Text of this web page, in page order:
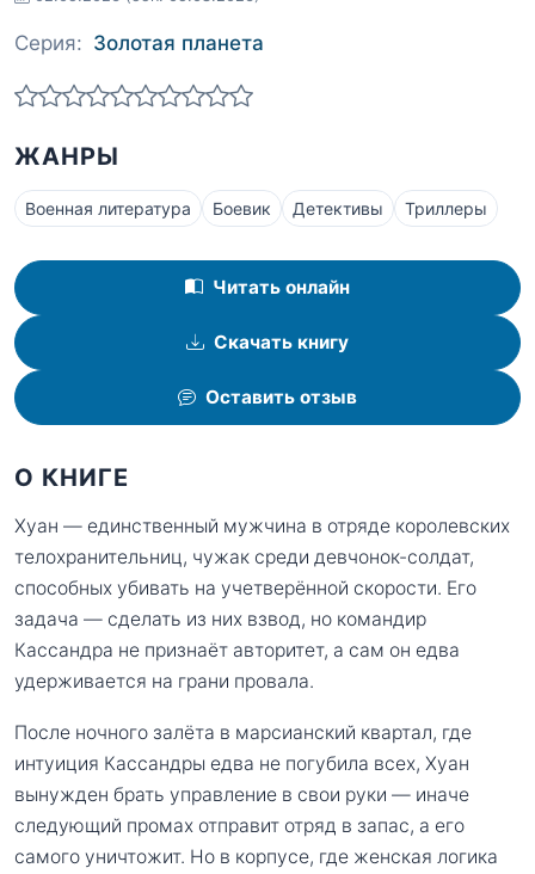
Серия: Золотая планета
ЖАНРЫ
Военная литература Боевик Детективы Триллеры
Читать онлайн
Скачать книгу
Оставить отзыв
О КНИГЕ
Хуан — единственный мужчина в отряде королевских
телохранительниц, чужак среди девчонок-солдат,
способных убивать на учетверённой скорости. Его
задача — сделать из них взвод, но командир
Кассандра не признаёт авторитет, а сам он едва
удерживается на грани провала.
После ночного залёта в марсианский квартал, где
интуиция Кассандры едва не погубила всех, Хуан
вынужден брать управление в свои руки — иначе
следующий промах отправит отряд в запас, а его
самого уничтожит. Но в корпусе, где женская логика